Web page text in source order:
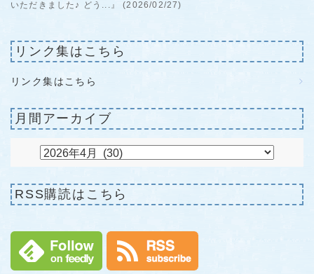
いただきました♪ どう...』 (2026/02/27)
リンク集はこちら
リンク集はこちら
月間アーカイブ
RSS購読はこちら